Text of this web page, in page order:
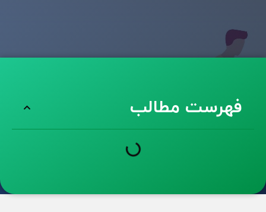
فهرست مطالب